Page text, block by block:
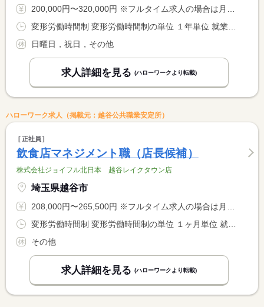
200,000円〜320,000円 ※フルタイム求人の場合は月額（換算額）、パート求人の場合は時間額を表示しています。
日曜日，祝日，その他
求人詳細を見る (ハローワークより転載)
ハローワーク求人（掲載元：越谷公共職業安定所）
正社員
飲食店マネジメント職（店長候補）
株式会社ジョイフル北日本 越谷レイクタウン店
埼玉県越谷市
208,000円〜265,500円 ※フルタイム求人の場合は月額（換算額）、パート求人の場合は時間額を表示しています。
その他
求人詳細を見る (ハローワークより転載)